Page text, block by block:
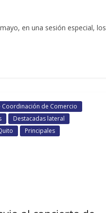
en una sesión especial, los
de Comercio
Destacadas lateral
Principales